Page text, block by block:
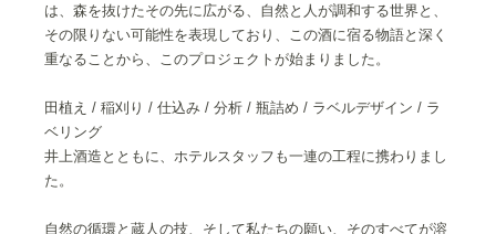
は、森を抜けたその先に広がる、自然と人が調和する世界と、
その限りない可能性を表現しており、この酒に宿る物語と深く
重なることから、このプロジェクトが始まりました。
田植え / 稲刈り / 仕込み / 分析 / 瓶詰め / ラベルデザイン / ラ
ベリング
井上酒造とともに、ホテルスタッフも一連の工程に携わりまし
た。
自然の循環と蔵人の技、そして私たちの願い、そのすべてが溶